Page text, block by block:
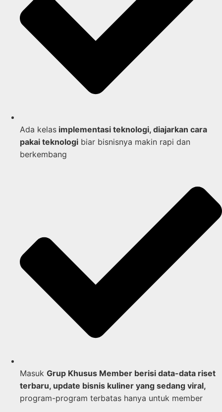
Ada kelas implementasi teknologi, diajarkan cara
pakai teknologi biar bisnisnya makin rapi dan
berkembang
Masuk Grup Khusus Member berisi data-data riset
terbaru, update bisnis kuliner yang sedang viral,
program-program terbatas hanya untuk member